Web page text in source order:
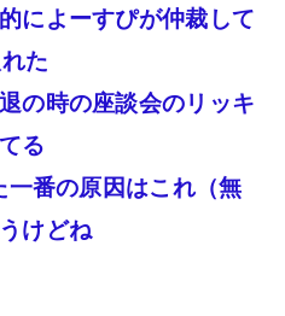
によーすぴが仲裁して
た
の時の座談会のリッキ
る
番の原因はこれ（無
けどね